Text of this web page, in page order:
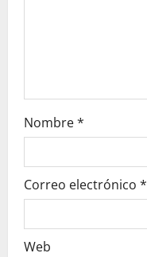
Nombre*
Correo electrónico *
Web